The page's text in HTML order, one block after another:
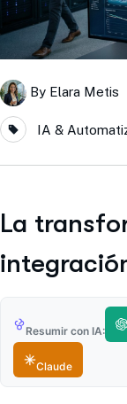
By Elara Metis
IA &
La
Resumir con IA:
Claude